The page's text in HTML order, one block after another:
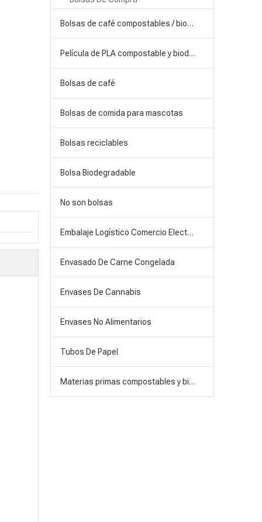
Bolsas de café compostables / biodegradables
Película de PLA compostable y biodegradable
Bolsas de café
Bolsas de comida para mascotas
Bolsas reciclables
Bolsa Biodegradable
No son bolsas
Embalaje Logístico Comercio Electrónico
Envasado De Carne Congelada
Envases De Cannabis
Envases No Alimentarios
Tubos De Papel
Materias primas compostables y biodegradables